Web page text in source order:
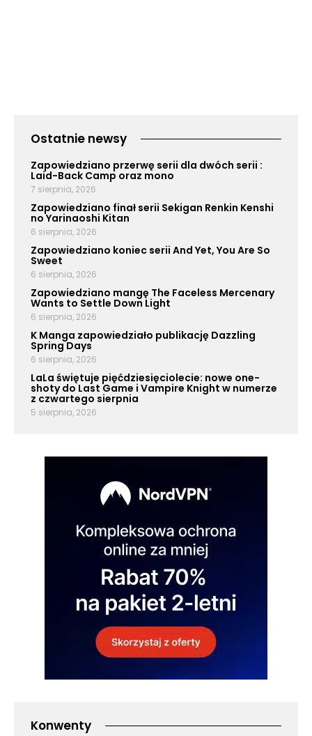
Ostatnie newsy
Zapowiedziano przerwę serii dla dwóch serii :
Laid-Back Camp oraz mono
7 sierpnia, 2026
Zapowiedziano finał serii Sekigan Renkin Kenshi
no Yarinaoshi Kitan
6 sierpnia, 2026
Zapowiedziano koniec serii And Yet, You Are So
Sweet
6 sierpnia, 2026
Zapowiedziano mangę The Faceless Mercenary
Wants to Settle Down Light
6 sierpnia, 2026
K Manga zapowiedziało publikację Dazzling
Spring Days
6 sierpnia, 2026
LaLa świętuje pięćdziesięciolecie: nowe one-
shoty do Last Game i Vampire Knight w numerze
z czwartego sierpnia
5 sierpnia, 2026
Konwenty